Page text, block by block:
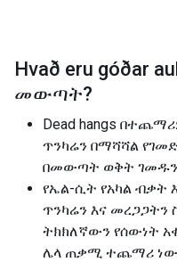
Hvað eru góðar
መውጣት?
Dead hangs
ጥንካሬን በማሻሻል
በመውጣት ወቅት ገመዱን
የኤል-ሲት የአካል ብቃት
ጥንካሬን እና
ትክክለኛውን የሰውነት
ሌላ ጠቃሚ ተጨማሪ